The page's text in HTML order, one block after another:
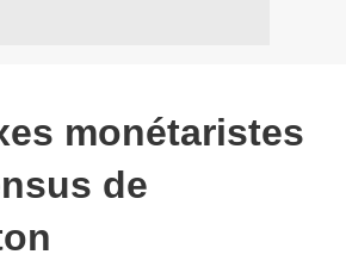
monétaristes
de